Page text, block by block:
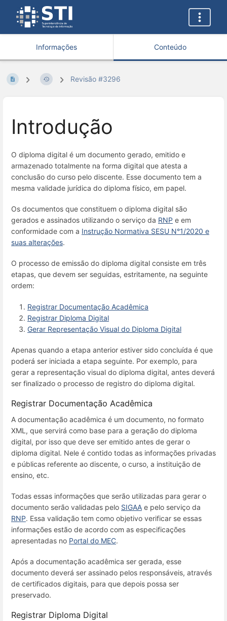
Informações Conteúdo
Revisão #3296
Introdução
O diploma digital é um documento gerado, emitido e
armazenado totalmente na forma digital que atesta a
conclusão do curso pelo discente. Esse documento tem a
mesma validade jurídica do diploma físico, em papel.
Os documentos que constituem o diploma digital são
gerados e assinados utilizando o serviço da RNP e em
conformidade com a Instrução Normativa SESU N°1/2020 e
suas alterações.
O processo de emissão do diploma digital consiste em três
etapas, que devem ser seguidas, estritamente, na seguinte
ordem:
Registrar Documentação Acadêmica
Registrar Diploma Digital
Gerar Representação Visual do Diploma Digital
Apenas quando a etapa anterior estiver sido concluída é que
poderá ser iniciada a etapa seguinte. Por exemplo, para
gerar a representação visual do diploma digital, antes deverá
ser finalizado o processo de registro do diploma digital.
Registrar Documentação Acadêmica
A documentação acadêmica é um documento, no formato
XML, que servirá como base para a geração do diploma
digital, por isso que deve ser emitido antes de gerar o
diploma digital. Nele é contido todas as informações privadas
e públicas referente ao discente, o curso, a instituição de
ensino, etc.
Todas essas informações que serão utilizadas para gerar o
documento serão validadas pelo SIGAA e pelo serviço da
RNP. Essa validação tem como objetivo verificar se essas
informações estão de acordo com as especificações
apresentadas no Portal do MEC.
Após a documentação acadêmica ser gerada, esse
documento deverá ser assinado pelos responsáveis, através
de certificados digitais, para que depois possa ser
preservado.
Registrar Diploma Digital